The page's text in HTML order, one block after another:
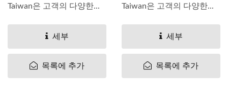
Taiwan은 고객의 다양한...
세부
목록에 추가
Taiwan은 고객의 다양한...
세부
목록에 추가